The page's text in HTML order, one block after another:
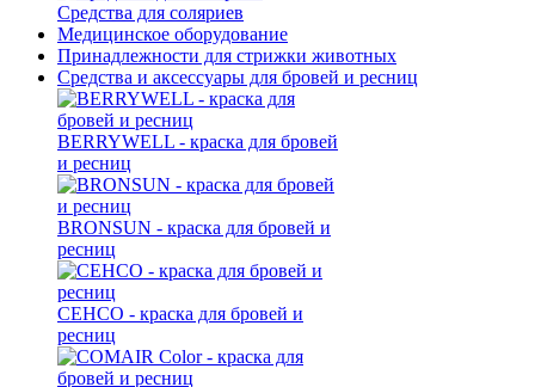
Средства для соляриев
Медицинское оборудование
Принадлежности для стрижки животных
Средства и аксессуары для бровей и ресниц
BERRYWELL - краска для бровей
и ресниц
BRONSUN - краска для бровей и
ресниц
CEHCO - краска для бровей и
ресниц